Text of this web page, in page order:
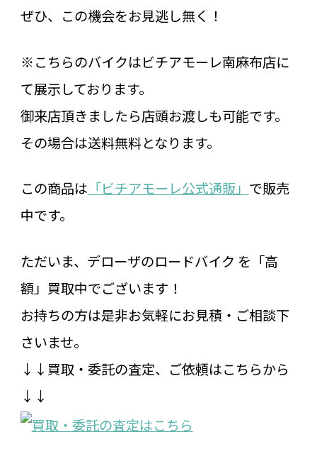
ぜひ、この機会をお見逃し無く！
※こちらのバイクはビチアモーレ南麻布店に
て展示しております。
御来店頂きましたら店頭お渡しも可能です。
その場合は送料無料となります。
この商品は 「ビチアモーレ公式通販」 で販売
中です。
ただいま、デローザのロードバイク を「高
額」買取中でございます！
お持ちの方は是非お気軽にお見積・ご相談下
さいませ。
↓↓買取・委託の査定、ご依頼はこちらから
↓↓